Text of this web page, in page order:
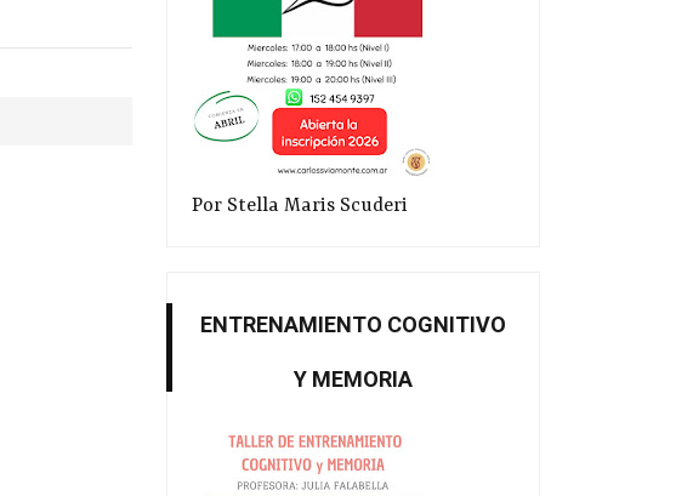
Por Stella Maris Scuderi
ENTRENAMIENTO COGNITIVO
Y MEMORIA